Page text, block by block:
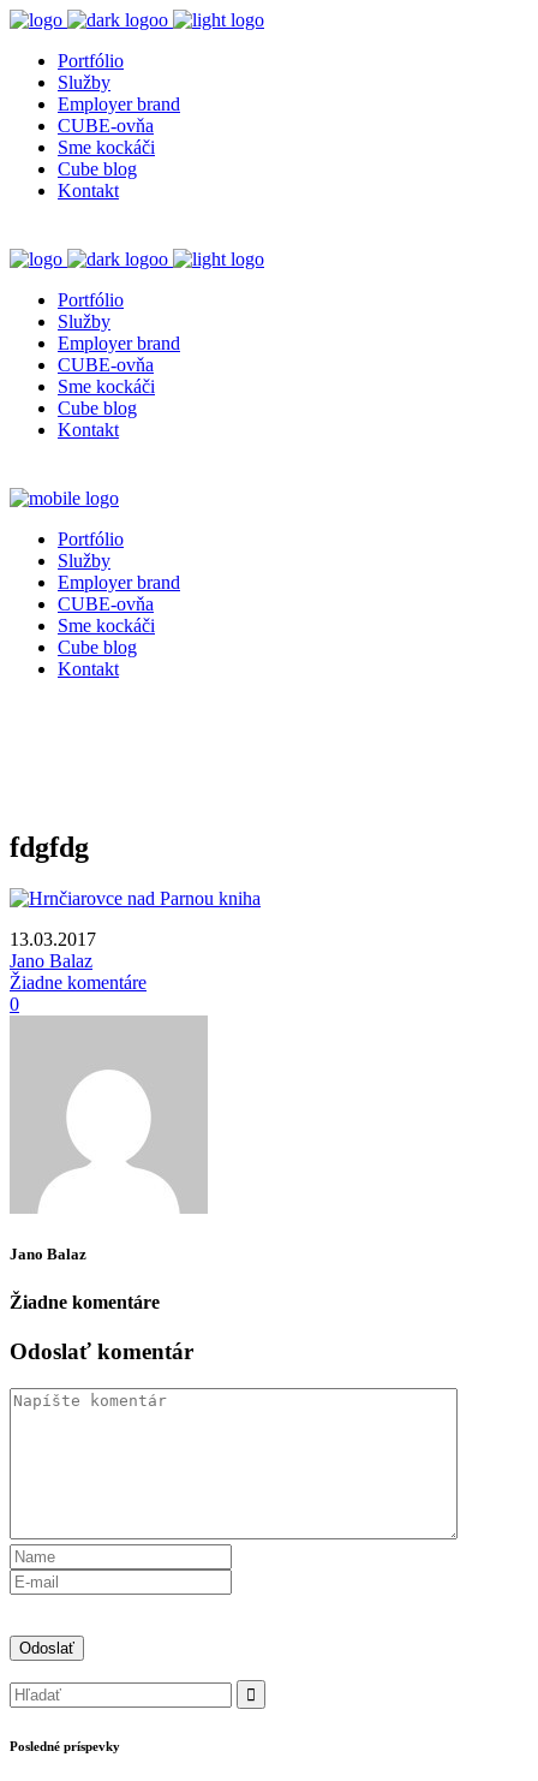
Portfólio
Služby
Employer brand
CUBE-ovňa
Sme kockáči
Cube blog
Kontakt
Portfólio
Služby
Employer brand
CUBE-ovňa
Sme kockáči
Cube blog
Kontakt
Portfólio
Služby
Employer brand
CUBE-ovňa
Sme kockáči
Cube blog
Kontakt
fdgfdg
13.03.2017
Jano Balaz
Žiadne komentáre
0
Jano Balaz
Žiadne komentáre
Odoslať komentár
Posledné príspevky